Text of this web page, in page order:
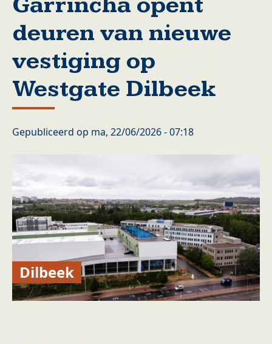
deuren van nieuwe
vestiging op
Westgate Dilbeek
Gepubliceerd op ma, 22/06/2026 - 07:18
Dilbeek